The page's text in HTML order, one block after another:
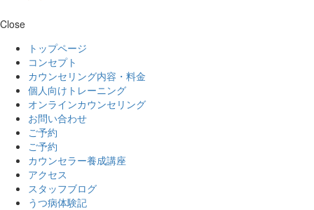
Close
トップページ
コンセプト
カウンセリング内容・料金
個人向けトレーニング
オンラインカウンセリング
お問い合わせ
ご予約
ご予約
カウンセラー養成講座
アクセス
スタッフブログ
うつ病体験記